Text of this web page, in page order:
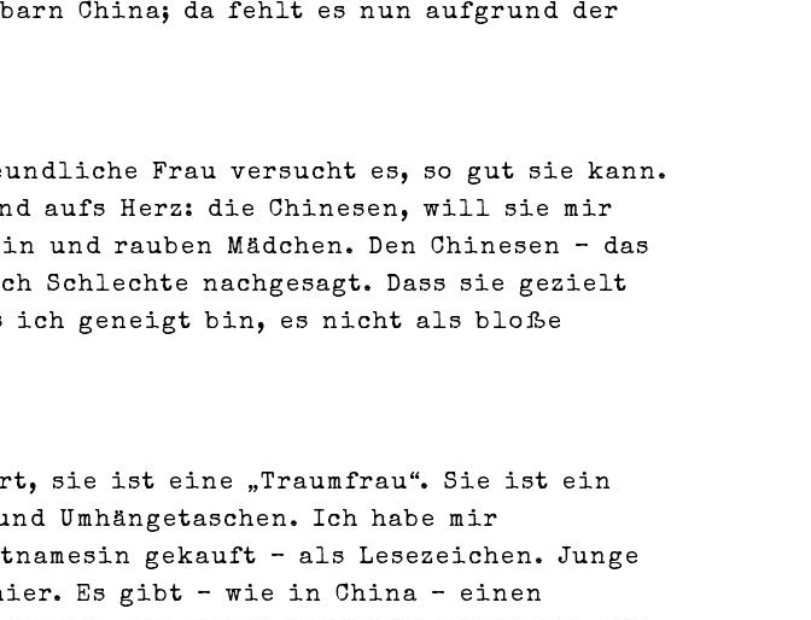
China; da fehlt es nun aufgrund der
Frau versucht es, so gut sie kann.
aufs Herz: die Chinesen, will sie mir
rauben Mädchen. Den Chinesen – das
nachgesagt. Dass sie gezielt
ich geneigt bin, es nicht als bloße
sie ist eine „Traumfrau“. Sie ist ein
Umhängetaschen. Ich habe mir
gekauft – als Lesezeichen. Junge
Es gibt – wie in China – einen